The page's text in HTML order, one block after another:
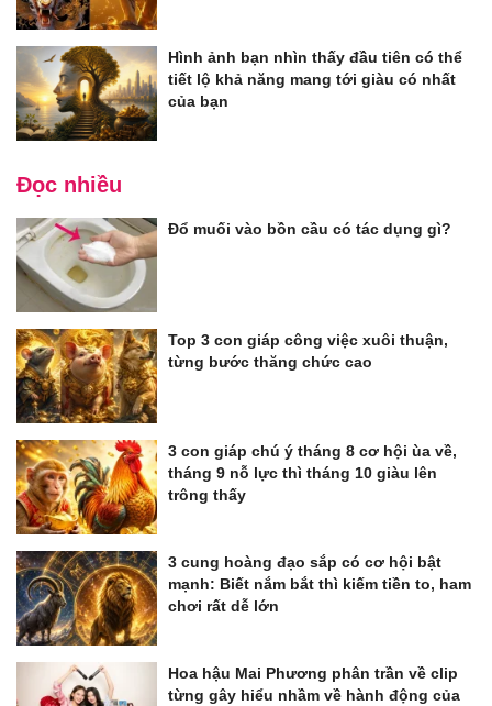
Hình ảnh bạn nhìn thấy đầu tiên có thể
tiết lộ khả năng mang tới giàu có nhất
của bạn
Đọc nhiều
Đổ muối vào bồn cầu có tác dụng gì?
Top 3 con giáp công việc xuôi thuận,
từng bước thăng chức cao
3 con giáp chú ý tháng 8 cơ hội ùa về,
tháng 9 nỗ lực thì tháng 10 giàu lên
trông thấy
3 cung hoàng đạo sắp có cơ hội bật
mạnh: Biết nắm bắt thì kiếm tiền to, ham
chơi rất dễ lớn
Hoa hậu Mai Phương phân trần về clip
từng gây hiểu nhầm về hành động của